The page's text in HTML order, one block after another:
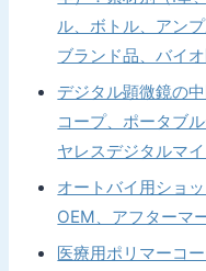
ル、ボトル、アン
ブランド品、バイ
デジタル顕微鏡の
コープ、ポータブ
ヤレスデジタルマ
オートバイ用ショ
OEM、アフターマ
医療用ポリマーコ